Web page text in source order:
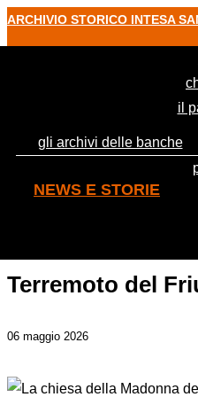
ARCHIVIO STORICO INTESA
il
gli archivi delle banche
NEWS E STORIE
Terremoto del
06 maggio 2026